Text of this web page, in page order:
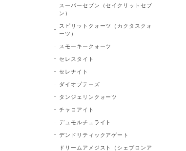
スーパーセブン（セイクリットセブ
ン）
スピリットクォーツ（カクタスクォ
ーツ）
スモーキークォーツ
セレスタイト
セレナイト
ダイオプテーズ
タンジェリンクォーツ
チャロアイト
デュモルチェライト
デンドリティックアゲート
ドリームアメジスト（シェブロンア